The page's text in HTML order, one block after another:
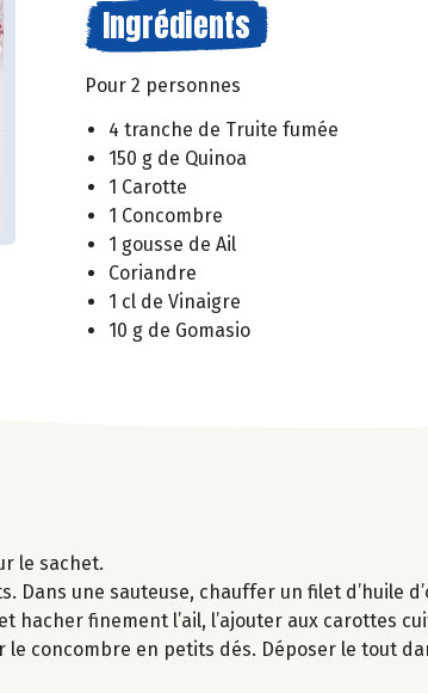
Ingrédients
Pour 2 personnes
4 tranche de Truite fumée
150 g de Quinoa
1 Carotte
1 Concombre
1 gousse de Ail
Coriandre
1 cl de Vinaigre
10 g de Gomasio
le sachet.
Dans une sauteuse, chauffer un filet d’huile
hacher finement l’ail, l’ajouter aux carottes
concombre en petits dés. Déposer le tout